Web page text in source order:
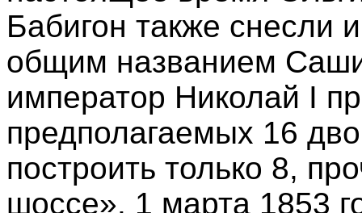
Бабигон также снесли
общим названием
император Николай I
предполагаемых 16
построить только 8,
шоссе». 1 марта 1853